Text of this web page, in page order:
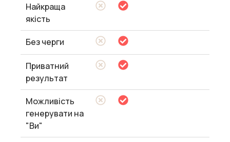
Найкраща
якість
Без черги
Приватний
результат
Можливість
генерувати на
"Ви"